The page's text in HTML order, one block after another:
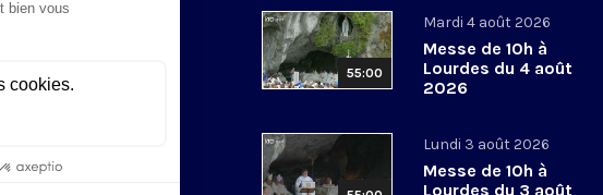
55:00
Mardi 4 août 2026
Messe de 10h à
Lourdes du 4 août
2026
Lundi 3 août 2026
Messe de 10h à
Lourdes du 3 août